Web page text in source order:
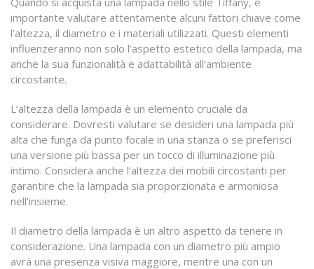
importante valutare attentamente alcuni fattori chiave come
l’altezza, il diametro e i materiali utilizzati. Questi elementi
influenzeranno non solo l’aspetto estetico della lampada, ma
anche la sua funzionalità e adattabilità all’ambiente
circostante.
L’altezza della lampada è un elemento cruciale da
considerare. Dovresti valutare se desideri una lampada più
alta che funga da punto focale in una stanza o se preferisci
una versione più bassa per un tocco di illuminazione più
intimo. Considera anche l’altezza dei mobili circostanti per
garantire che la lampada sia proporzionata e armoniosa
nell’insieme.
Il diametro della lampada è un altro aspetto da tenere in
considerazione. Una lampada con un diametro più ampio
avrà una presenza visiva maggiore, mentre una con un